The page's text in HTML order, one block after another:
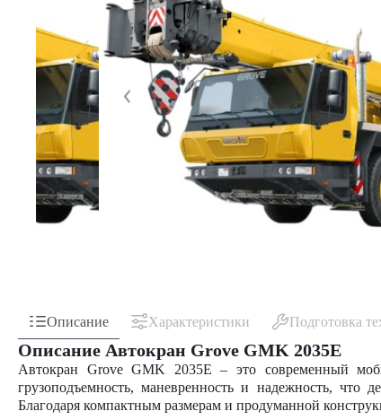
Описание Характеристики Подготовка
Описание Автокран Grove GMK 2035E
Автокран Grove GMK 2035E – это современный
грузоподъемность, маневренность и надежность,
Благодаря компактным размерам и продуманной